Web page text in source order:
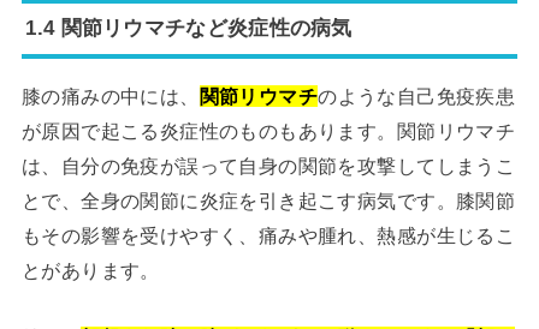
1.4 関節リウマチなど炎症性の病気
膝の痛みの中には、 関節リウマチのような自己免疫疾患
が原因で起こる炎症性のものもあります。関節リウマチ
は、自分の免疫が誤って自身の関節を攻撃してしまうこ
とで、全身の関節に炎症を引き起こす病気です。膝関節
もその影響を受けやすく、痛みや腫れ、熱感が生じるこ
とがあります。